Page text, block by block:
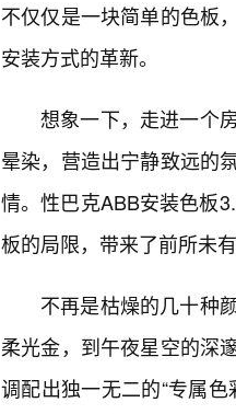
不仅仅是一块简单的色板
安装方式的革新。
想象一下，走进一个
晕染，营造出宁静致远的
情。性巴克ABB安装色板
板的局限，带来了前所未
不再是枯燥的几十种
柔光金，到午夜星空的深
调配出独一无二的“专属